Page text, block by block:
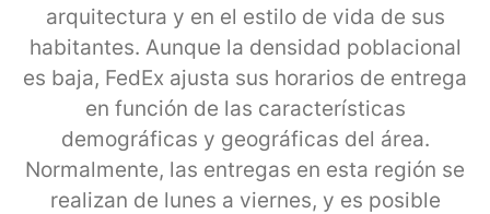
arquitectura y en el estilo de vida de sus
habitantes. Aunque la densidad poblacional
es baja, FedEx ajusta sus horarios de entrega
en función de las características
demográficas y geográficas del área.
Normalmente, las entregas en esta región se
realizan de lunes a viernes, y es posible